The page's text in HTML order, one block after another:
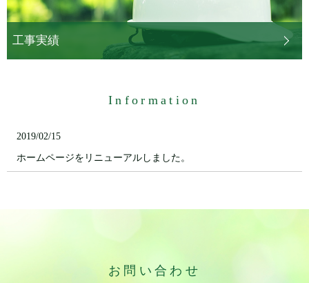
工事実績
Information
2019/02/15
ホームページをリニューアルしました。
お問い合わせ